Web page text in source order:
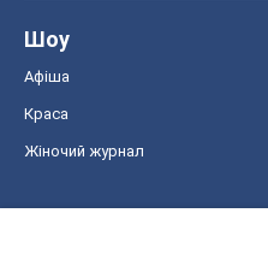
Шоу
Афіша
Краса
Жіночий журнал